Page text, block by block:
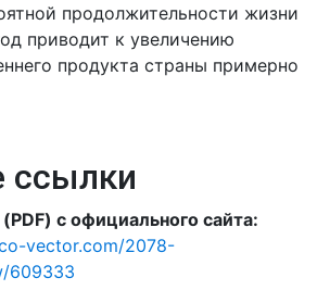
продолжительности жизни
приводит к увеличению
продукта страны примерно
ссылки
с официального сайта:
vector.com/2078-
609333